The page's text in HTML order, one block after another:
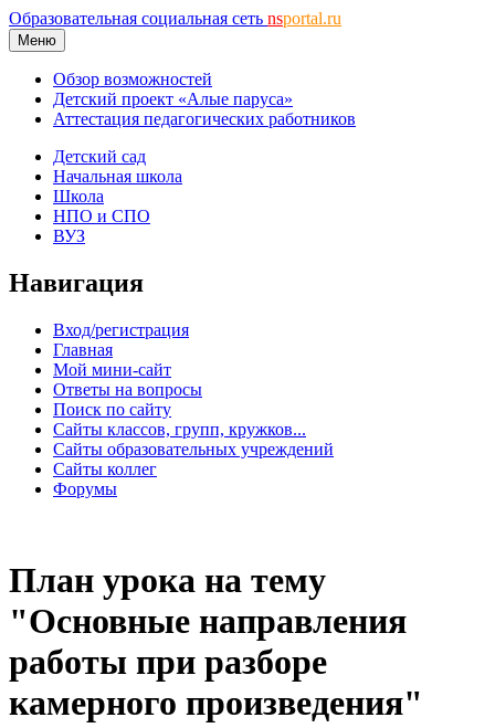
Образовательная социальная сеть nsportal.ru
Меню
Обзор возможностей
Детский проект «Алые паруса»
Аттестация педагогических работников
Детский сад
Начальная школа
Школа
НПО и СПО
ВУЗ
Навигация
Вход/регистрация
Главная
Мой мини-сайт
Ответы на вопросы
Поиск по сайту
Сайты классов, групп, кружков...
Сайты образовательных учреждений
Сайты коллег
Форумы
План урока на тему
"Основные направления
работы при разборе
камерного произведения"